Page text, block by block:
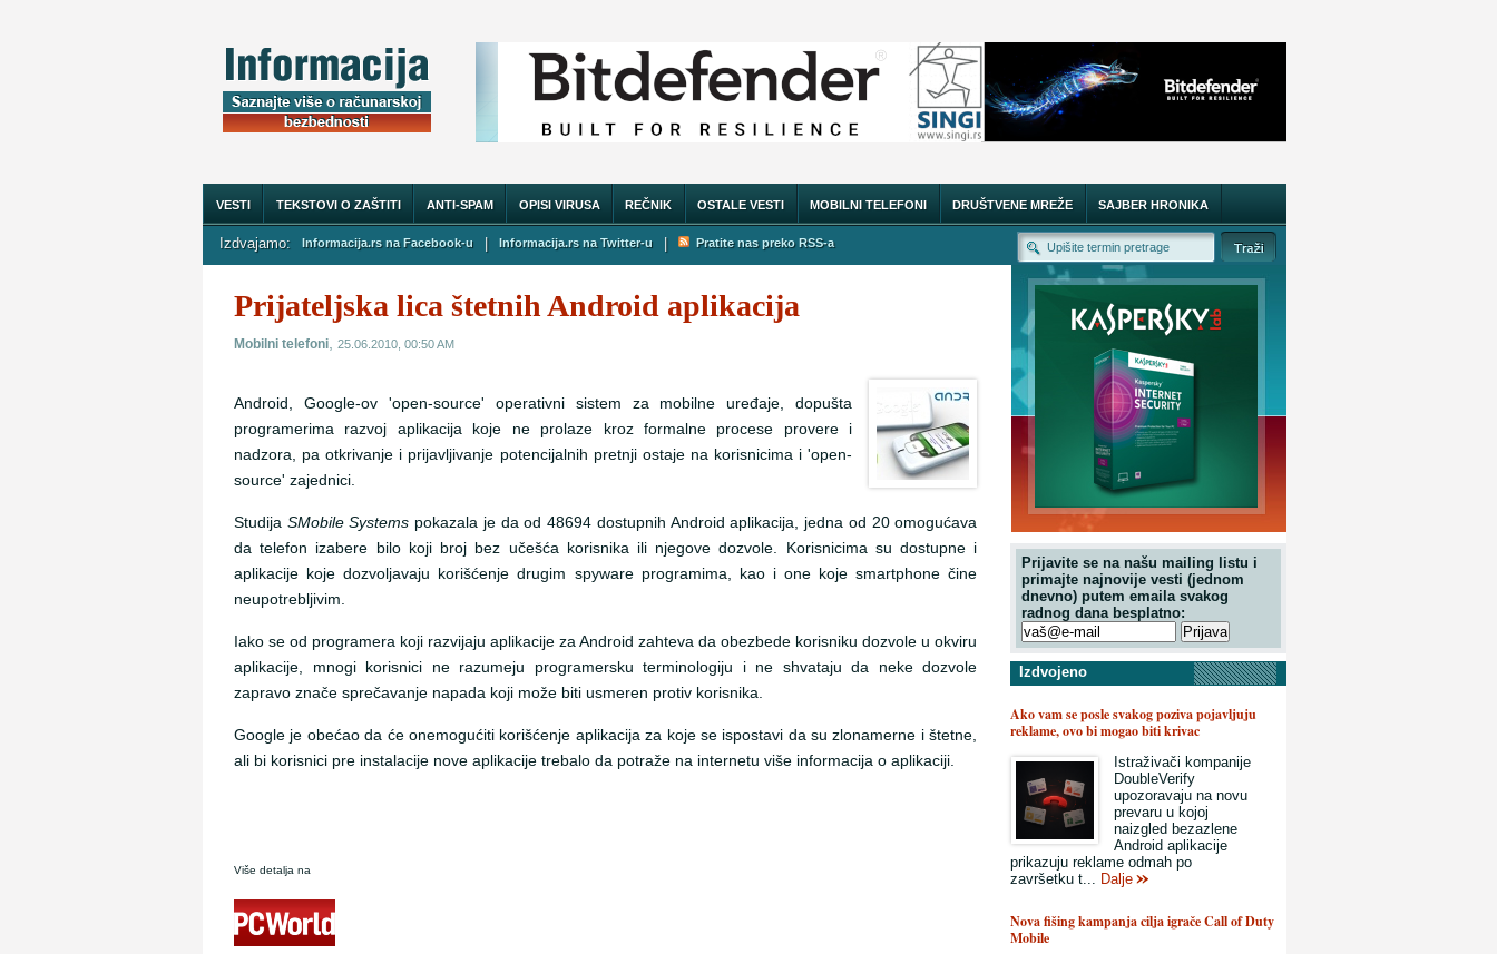
VESTI TEKSTOVI O ZAŠTITI ANTI-SPAM OPISI VIRUSA REČNIK OSTALE VESTI MOBILNI TELEFONI DRUŠTVENE MREŽE SAJBER HRONIKA
O NAMA
Izdvajamo: Informacija.rs na Facebook-u | Informacija.rs na Twitter-u | Pratite nas preko RSS-a
Prijateljska lica štetnih Android aplikacija
Mobilni telefoni, 25.06.2010, 00:50 AM
Android, Google-ov 'open-source' operativni sistem za mobilne uređaje, dopušta
programerima razvoj aplikacija koje ne prolaze kroz formalne procese provere i
nadzora, pa otkrivanje i prijavljivanje potencijalnih pretnji ostaje na korisnicima i 'open-
source' zajednici.
Studija SMobile Systems pokazala je da od 48694 dostupnih Android aplikacija, jedna od 20 omogućava
da telefon izabere bilo koji broj bez učešća korisnika ili njegove dozvole. Korisnicima su dostupne i
aplikacije koje dozvoljavaju korišćenje drugim spyware programima, kao i one koje smartphone čine
neupotrebljivim.
Iako se od programera koji razvijaju aplikacije za Android zahteva da obezbede korisniku dozvole u okviru
aplikacije, mnogi korisnici ne razumeju programersku terminologiju i ne shvataju da neke dozvole
zapravo znače sprečavanje napada koji može biti usmeren protiv korisnika.
Google je obećao da će onemogućiti korišćenje aplikacija za koje se ispostavi da su zlonamerne i štetne,
ali bi korisnici pre instalacije nove aplikacije trebalo da potraže na internetu više informacija o aplikaciji.
Više detalja na
Prijavite se na našu mailing listu i
primajte najnovije vesti (jednom
dnevno) putem emaila svakog
radnog dana besplatno:
Izdvojeno
Ako vam se posle svakog poziva pojavljuju
reklame, ovo bi mogao biti krivac
Istraživači kompanije
DoubleVerify
upozoravaju na novu
prevaru u kojoj
naizgled bezazlene
Android aplikacije
prikazuju reklame odmah po
završetku t... Dalje
Nova fišing kampanja cilja igrače Call of Duty
Mobile